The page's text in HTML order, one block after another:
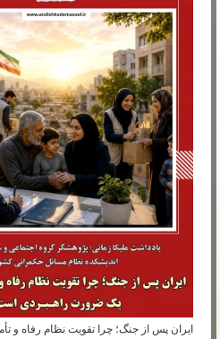
جنگ؛ چرا تقویت نظام رفاه و تأمین اجتماعی یک